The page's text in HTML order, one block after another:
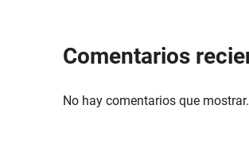
Comentarios
No hay comentarios que mostrar.